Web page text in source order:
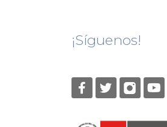
¡Síguenos!